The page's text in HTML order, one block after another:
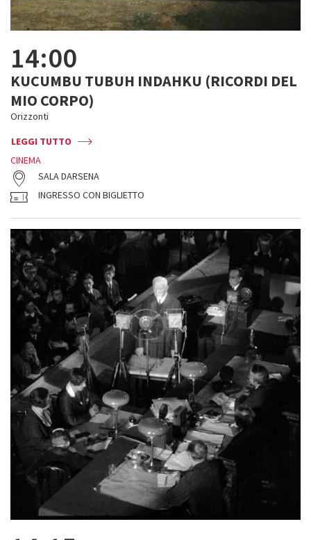
14:00
KUCUMBU TUBUH INDAHKU (RICORDI DEL
MIO CORPO)
Orizzonti
LEGGI TUTTO
CINEMA
SALA DARSENA
INGRESSO CON BIGLIETTO